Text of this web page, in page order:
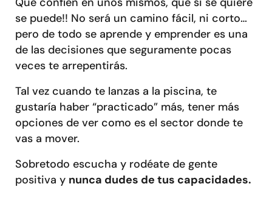
se puede!! No será un camino fácil, ni corto…
pero de todo se aprende y emprender es una
de las decisiones que seguramente pocas
veces te arrepentirás.
Tal vez cuando te lanzas a la piscina, te
gustaría haber “practicado” más, tener más
opciones de ver como es el sector donde te
vas a mover.
Sobretodo escucha y rodéate de gente
positiva y nunca dudes de tus capacidades.